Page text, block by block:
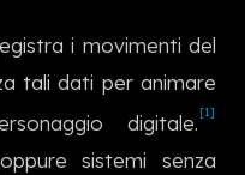
i movimenti del
tali dati per animare
digitale. [1]
sistemi senza
中文
日本語
한국어